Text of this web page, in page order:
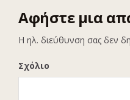
Αφήστε μια
Η ηλ. διεύθυνση σας δεν
Σχόλιο